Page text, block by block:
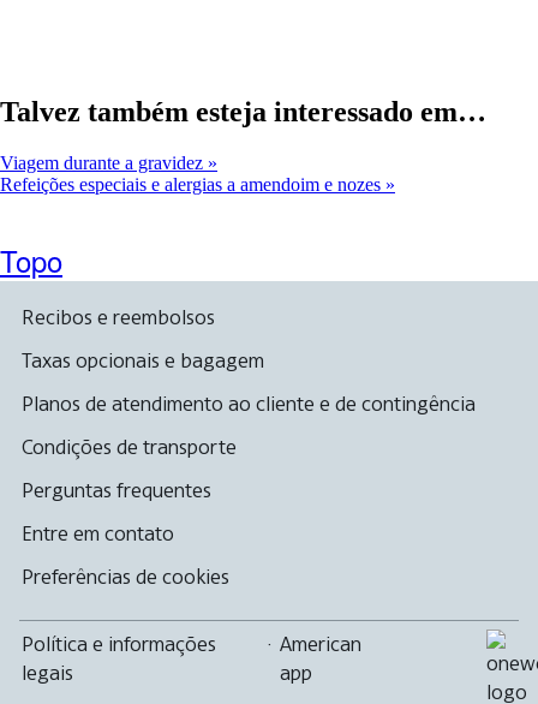
Talvez também esteja interessado em…
Viagem durante a gravidez
Refeições especiais e alergias a amendoim e nozes
Topo
Recibos e reembolsos
Taxas opcionais e bagagem
Planos de atendimento ao cliente e de contingência
Condições de transporte
Perguntas frequentes
Entre em contato
Preferências de cookies
Política e informações
legais
· American
app